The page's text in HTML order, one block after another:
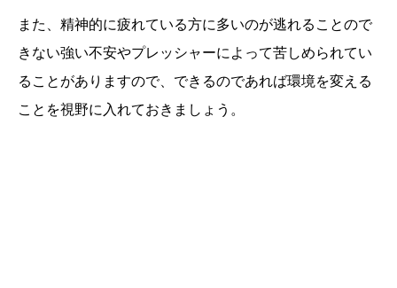
また、精神的に疲れている方に多いのが逃れることので
きない強い不安やプレッシャーによって苦しめられてい
ることがありますので、できるのであれば環境を変える
ことを視野に入れておきましょう。